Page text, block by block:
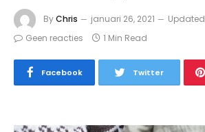
ByChris januari 26, 2021
Geen reacties
1 Min Read
Facebook Twitter